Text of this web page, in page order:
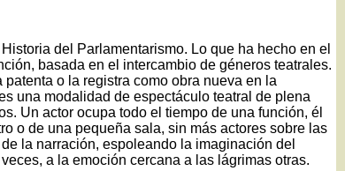
del Parlamentarismo. Lo que ha hecho en el
basada en el intercambio de géneros teatrales.
o la registra como obra nueva en la
una modalidad de espectáculo teatral de plena
Un actor ocupa todo el tiempo de una función, él
o de una pequeña sala, sin más actores sobre las
la narración, espoleando la imaginación del
a la emoción cercana a las lágrimas otras.